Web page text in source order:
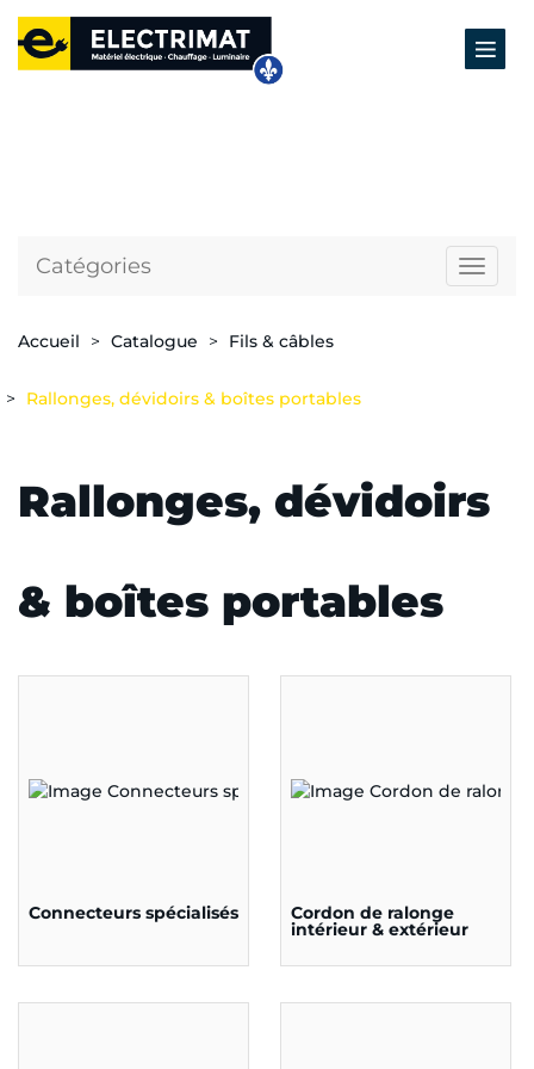
Catégories
Accueil Catalogue Fils & câbles
Rallonges, dévidoirs & boîtes portables
Rallonges, dévidoirs
& boîtes portables
Connecteurs spécialisés Cordon de ralonge
intérieur & extérieur